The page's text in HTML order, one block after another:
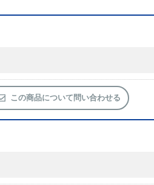
この商品について問い合わせる